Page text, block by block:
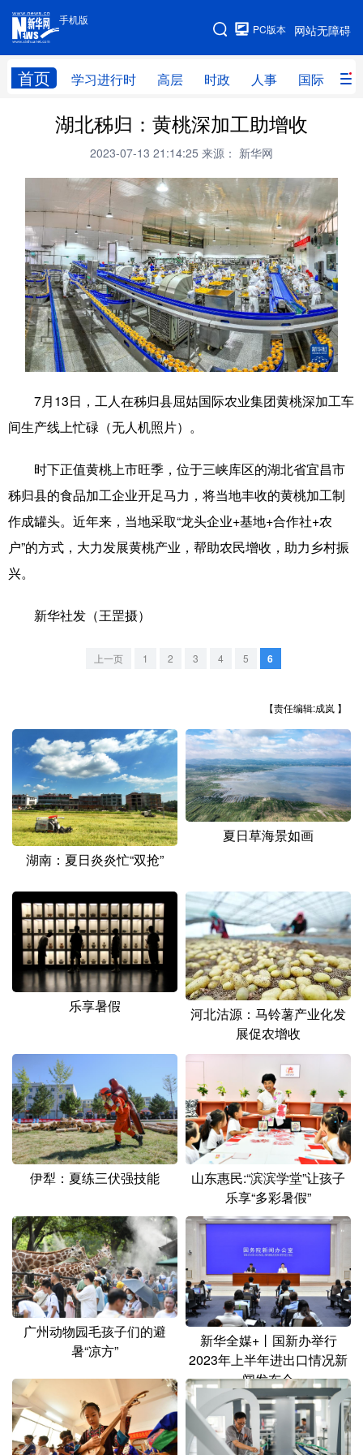
手机版
网站无障碍
PC版本
首页 学习进行时 高层 时政 人事 国际 财
手机版
网站地图
学习进行时 高层 时政 人事
财经 网评
思客智库 全球连线 教育
科技 科创 量子 体育
文化 书画 健康 军事
访谈 视频 图片 政务
法律 中央文件 金融 汽车
食品 人居 信息化 数字经济
学术中国 乡村振兴 银龄 溯源中国
城市 旅游
彩票 娱乐 时尚 悦读
公益 一带一路 亚太网 上市公司
文化产业
吉林 上海
山东 河南 湖北 湖南
广东 广西 海南 重庆
四川 贵州 云南 西藏
陕西 甘肃 青海 宁夏
新疆 内蒙古
多语种频道
English Español Français عربى
Русский язык 日本語 한국어
湖北秭归：黄桃深加工助增收
2023-07-13 21:14:25 来源： 新华网
7月13日，工人在秭归县屈姑国际农业集团黄桃深加工车
间生产线上忙碌（无人机照片）。
时下正值黄桃上市旺季，位于三峡库区的湖北省宜昌市
秭归县的食品加工企业开足马力，将当地丰收的黄桃加工制
作成罐头。近年来，当地采取“龙头企业+基地+合作社+农
户”的方式，大力发展黄桃产业，帮助农民增收，助力乡村振
兴。
新华社发（王罡摄）
上一页 1 2 3 4 5 6
【责任编辑:成岚 】
湖南：夏日炎炎忙“双抢”
夏日草海景如画
乐享暑假
河北沽源：马铃薯产业化发
展促农增收
伊犁：夏练三伏强技能
山东惠民:“滨滨学堂”让孩子
乐享“多彩暑假”
广州动物园毛孩子们的避
暑“凉方”
新华全媒+丨国新办举行
2023年上半年进出口情况新
闻发布会